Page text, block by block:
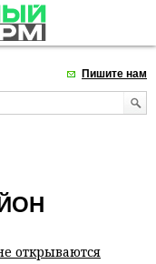
Пишите нам
открываются